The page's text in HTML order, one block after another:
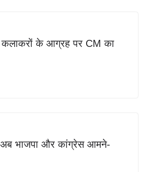
कलाकरों के आग्रह पर CM का
अब भाजपा और कांग्रेस आमने-